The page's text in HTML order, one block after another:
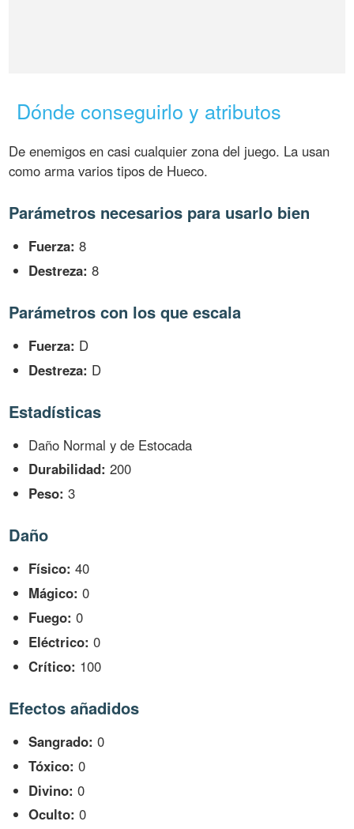
Dónde conseguirlo y atributos
De enemigos en casi cualquier zona del juego. La usan
como arma varios tipos de Hueco.
Parámetros necesarios para usarlo bien
Fuerza: 8
Destreza: 8
Parámetros con los que escala
Fuerza: D
Destreza: D
Estadísticas
Daño Normal y de Estocada
Durabilidad: 200
Peso: 3
Daño
Físico: 40
Mágico: 0
Fuego: 0
Eléctrico: 0
Crítico: 100
Efectos añadidos
Sangrado: 0
Tóxico: 0
Divino: 0
Oculto: 0